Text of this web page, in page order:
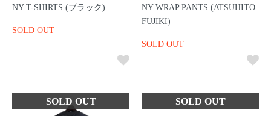
NY T-SHIRTS (ブラック)
SOLD OUT
NY WRAP PANTS (ATSUHITO
FUJIKI)
SOLD OUT